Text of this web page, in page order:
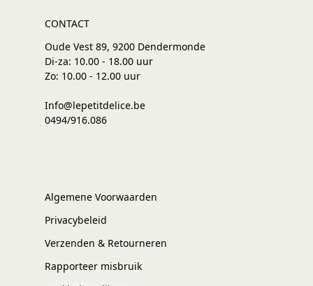
CONTACT
Oude Vest 89, 9200 Dendermonde
Di-za: 10.00 - 18.00 uur
Zo: 10.00 - 12.00 uur
Info@lepetitdelice.be
0494/916.086
Algemene Voorwaarden
Privacybeleid
Verzenden & Retourneren
Rapporteer misbruik